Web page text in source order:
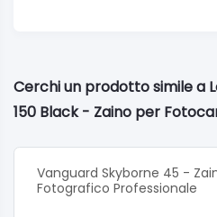
Cerchi un prodotto simile a
150 Black - Zaino per
Vanguard Skyborne 45 -
Fotografico Professionale